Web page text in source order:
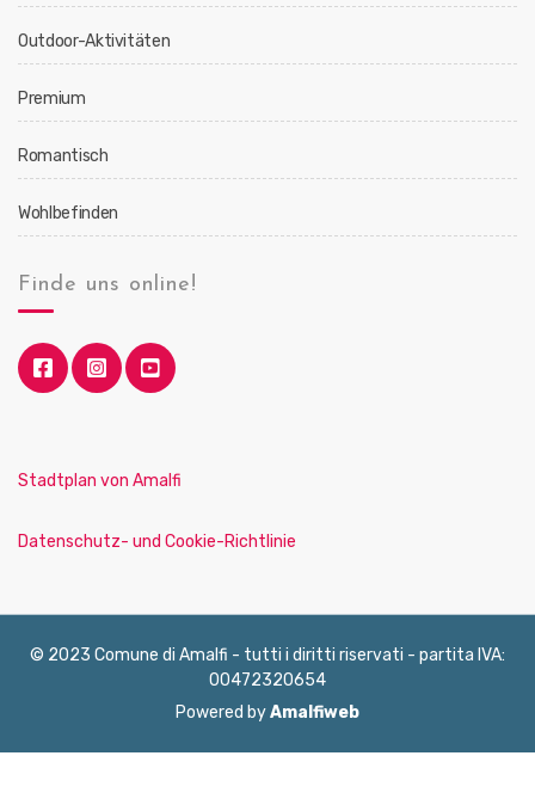
Outdoor-Aktivitäten
Premium
Romantisch
Wohlbefinden
Finde uns online!
Stadtplan von Amalfi
Datenschutz- und Cookie-Richtlinie
© 2023 Comune di Amalfi - tutti i diritti riservati - partita IVA:
00472320654
Powered byAmalfiweb